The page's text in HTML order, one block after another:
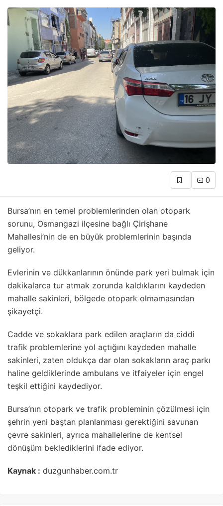
0
Bursa’nın en temel problemlerinden olan otopark
sorunu, Osmangazi ilçesine bağlı Çirişhane
Mahallesi’nin de en büyük problemlerinin başında
geliyor.
Evlerinin ve dükkanlarının önünde park yeri bulmak için
dakikalarca tur atmak zorunda kaldıklarını kaydeden
mahalle sakinleri, bölgede otopark olmamasından
şikayetçi.
Cadde ve sokaklara park edilen araçların da ciddi
trafik problemlerine yol açtığını kaydeden mahalle
sakinleri, zaten oldukça dar olan sokakların araç parkı
haline geldiklerinde ambulans ve itfaiyeler için engel
teşkil ettiğini kaydediyor.
Bursa’nın otopark ve trafik probleminin çözülmesi için
şehrin yeni baştan planlanması gerektiğini savunan
çevre sakinleri, ayrıca mahallelerine de kentsel
dönüşüm beklediklerini ifade ediyor.
Kaynak : duzgunhaber.com.tr